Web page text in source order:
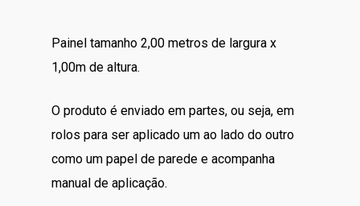
Painel tamanho 2,00 metros de largura x
1,00m de altura.
O produto é enviado em partes, ou seja, em
rolos para ser aplicado um ao lado do outro
como um papel de parede e acompanha
manual de aplicação.